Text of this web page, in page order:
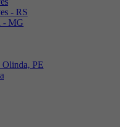
- RS
- MG
Olinda, PE